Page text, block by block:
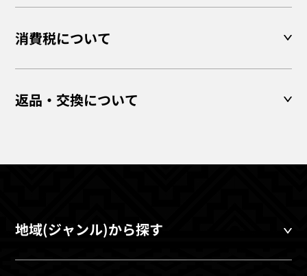
消費税について
返品・交換について
地域(ジャンル)から探す